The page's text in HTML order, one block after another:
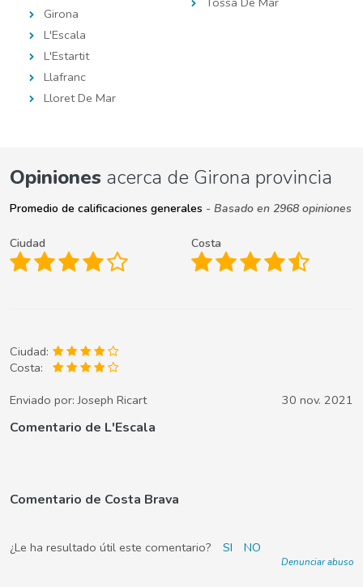
Girona
L'Escala
L'Estartit
Llafranc
Lloret De Mar
Opiniones acerca de Girona provincia
Promedio de calificaciones generales - Basado en 2968 opiniones
Ciudad Costa
Ciudad:
Costa:
Enviado por:Joseph Ricart 30 nov. 2021
Comentario de L'Escala
Comentario de Costa Brava
¿Le ha resultado útil este comentario? SI NO
Denunciar abuso